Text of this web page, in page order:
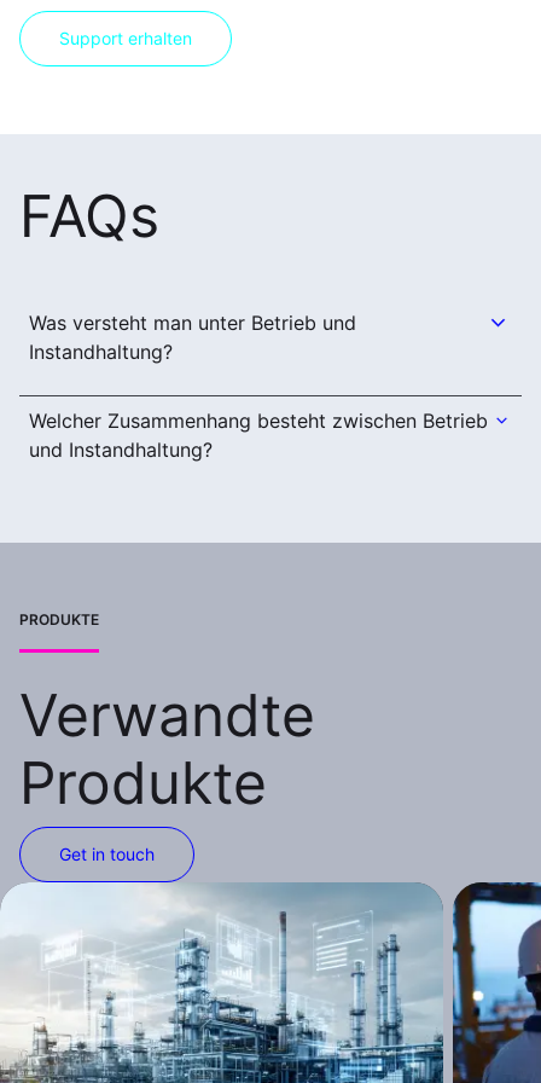
Support erhalten
FAQs
Was versteht man unter Betrieb und
Instandhaltung?
Welcher Zusammenhang besteht zwischen Betrieb
und Instandhaltung?
PRODUKTE
Verwandte
Produkte
Get in touch